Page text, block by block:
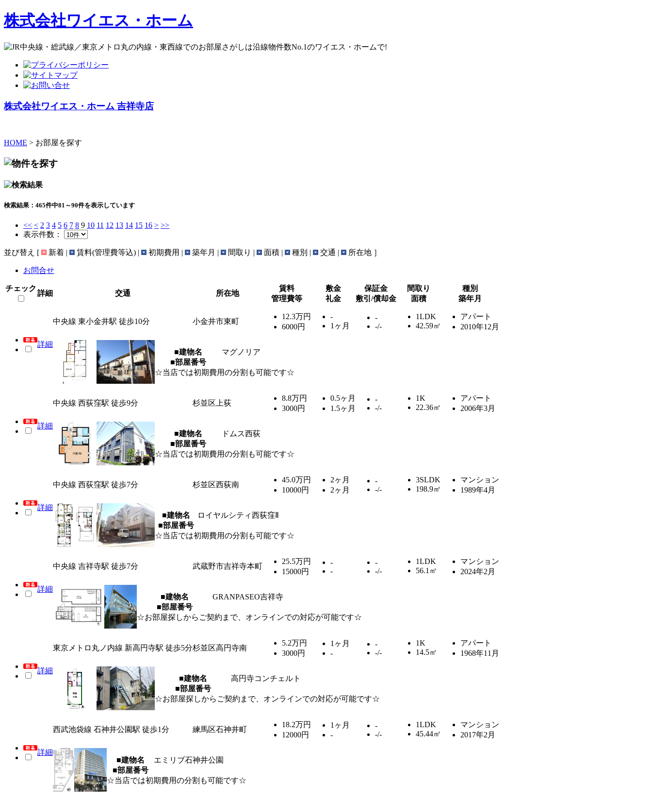
株式会社ワイエス・ホーム
株式会社ワイエス・ホーム 吉祥寺店
HOME > お部屋を探す
検索結果：465件中81～90件を表示しています
<< < 2 3 4 5 6 7 8 9 10 11 12 13 14 15 16 > >>
表示件数：
並び替え [ 新着 | 賃料(管理費等込) | 初期費用 | 築年月 | 間取り | 面積 | 種別 | 交通 | 所在地 ］
お問合せ
チェック
詳細 交通 所在地
賃料
管理費等
敷金
礼金
保証金
敷引/償却金
間取り
面積
種別
築年月
詳細
中央線 東小金井駅 徒歩10分 小金井市東町
12.3万円
6000円
-
1ヶ月
-
-/-
1LDK
42.59㎡
アパート
2010年12月
■建物名
マグノリア
■部屋番号
☆当店では初期費用の分割も可能です☆
詳細
中央線 西荻窪駅 徒歩9分 杉並区上荻
8.8万円
3000円
0.5ヶ月
1.5ヶ月
-
-/-
1K
22.36㎡
アパート
2006年3月
■建物名
ドムス西荻
■部屋番号
☆当店では初期費用の分割も可能です☆
詳細
中央線 西荻窪駅 徒歩7分 杉並区西荻南
45.0万円
10000円
2ヶ月
2ヶ月
-
-/-
3SLDK
198.9㎡
マンション
1989年4月
■建物名
ロイヤルシティ西荻窪Ⅱ
■部屋番号
☆当店では初期費用の分割も可能です☆
詳細
中央線 吉祥寺駅 徒歩7分 武蔵野市吉祥寺本町
25.5万円
15000円
-
-
-
-/-
1LDK
56.1㎡
マンション
2024年2月
■建物名
GRANPASEO吉祥寺
■部屋番号
☆お部屋探しからご契約まで、オンラインでの対応が可能です☆
詳細
東京メトロ丸ノ内線 新高円寺駅 徒歩5分杉並区高円寺南
5.2万円
3000円
1ヶ月
-
-
-/-
1K
14.5㎡
アパート
1968年11月
■建物名
高円寺コンチェルト
■部屋番号
☆お部屋探しからご契約まで、オンラインでの対応が可能です☆
詳細
西武池袋線 石神井公園駅 徒歩1分 練馬区石神井町
18.2万円
12000円
1ヶ月
-
-
-/-
1LDK
45.44㎡
マンション
2017年2月
■建物名
エミリブ石神井公園
■部屋番号
☆当店では初期費用の分割も可能です☆